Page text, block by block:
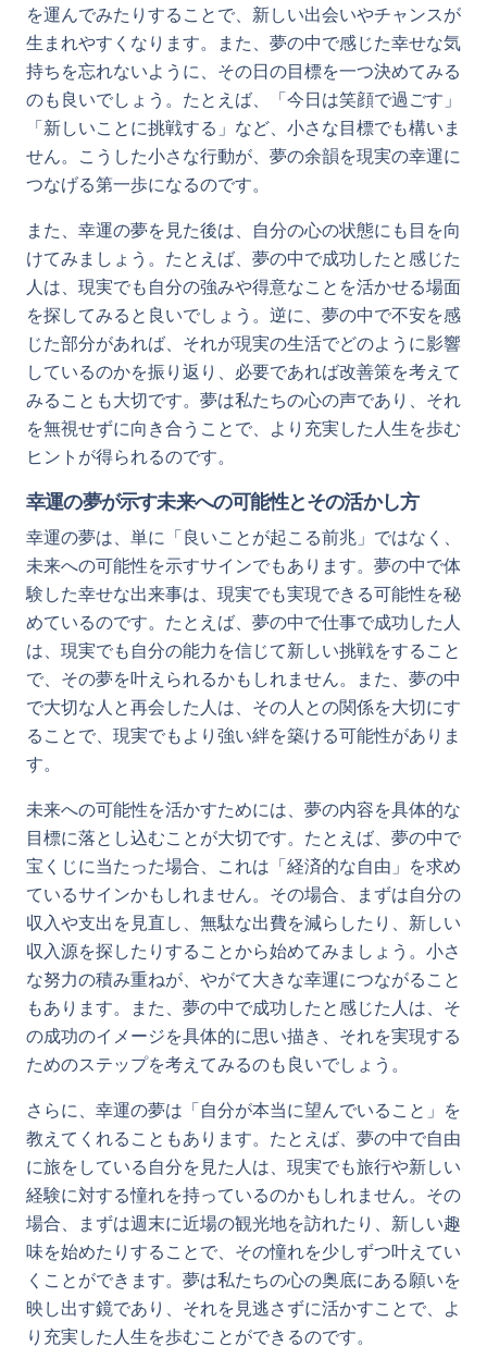
を運んでみたりすることで、新しい出会いやチャンスが
生まれやすくなります。また、夢の中で感じた幸せな気
持ちを忘れないように、その日の目標を一つ決めてみる
のも良いでしょう。たとえば、「今日は笑顔で過ごす」
「新しいことに挑戦する」など、小さな目標でも構いま
せん。こうした小さな行動が、夢の余韻を現実の幸運に
つなげる第一歩になるのです。
また、幸運の夢を見た後は、自分の心の状態にも目を向
けてみましょう。たとえば、夢の中で成功したと感じた
人は、現実でも自分の強みや得意なことを活かせる場面
を探してみると良いでしょう。逆に、夢の中で不安を感
じた部分があれば、それが現実の生活でどのように影響
しているのかを振り返り、必要であれば改善策を考えて
みることも大切です。夢は私たちの心の声であり、それ
を無視せずに向き合うことで、より充実した人生を歩む
ヒントが得られるのです。
幸運の夢が示す未来への可能性とその活かし方
幸運の夢は、単に「良いことが起こる前兆」ではなく、
未来への可能性を示すサインでもあります。夢の中で体
験した幸せな出来事は、現実でも実現できる可能性を秘
めているのです。たとえば、夢の中で仕事で成功した人
は、現実でも自分の能力を信じて新しい挑戦をすること
で、その夢を叶えられるかもしれません。また、夢の中
で大切な人と再会した人は、その人との関係を大切にす
ることで、現実でもより強い絆を築ける可能性がありま
す。
未来への可能性を活かすためには、夢の内容を具体的な
目標に落とし込むことが大切です。たとえば、夢の中で
宝くじに当たった場合、これは「経済的な自由」を求め
ているサインかもしれません。その場合、まずは自分の
収入や支出を見直し、無駄な出費を減らしたり、新しい
収入源を探したりすることから始めてみましょう。小さ
な努力の積み重ねが、やがて大きな幸運につながること
もあります。また、夢の中で成功したと感じた人は、そ
の成功のイメージを具体的に思い描き、それを実現する
ためのステップを考えてみるのも良いでしょう。
さらに、幸運の夢は「自分が本当に望んでいること」を
教えてくれることもあります。たとえば、夢の中で自由
に旅をしている自分を見た人は、現実でも旅行や新しい
経験に対する憧れを持っているのかもしれません。その
場合、まずは週末に近場の観光地を訪れたり、新しい趣
味を始めたりすることで、その憧れを少しずつ叶えてい
くことができます。夢は私たちの心の奥底にある願いを
映し出す鏡であり、それを見逃さずに活かすことで、よ
り充実した人生を歩むことができるのです。